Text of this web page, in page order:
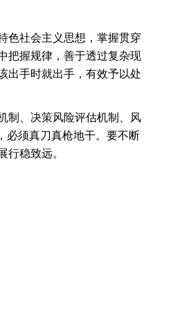
色社会主义思想，掌握贯穿
把握规律，善于透过复杂现
出手时就出手，有效予以处
制、决策风险评估机制、风
必须真刀真枪地干。要不断
稳致远。